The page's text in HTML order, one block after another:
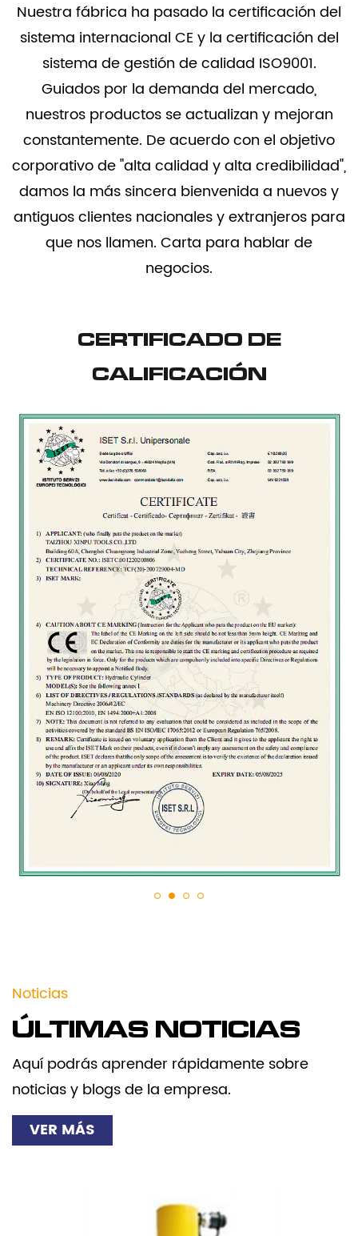
Nuestra fábrica ha pasado la certificación del
sistema internacional CE y la certificación del
sistema de gestión de calidad ISO9001.
Guiados por la demanda del mercado,
nuestros productos se actualizan y mejoran
constantemente. De acuerdo con el objetivo
corporativo de "alta calidad y alta credibilidad",
damos la más sincera bienvenida a nuevos y
antiguos clientes nacionales y extranjeros para
que nos llamen. Carta para hablar de
negocios.
CERTIFICADO DE
CALIFICACIÓN
Noticias
ÚLTIMAS NOTICIAS
Aquí podrás aprender rápidamente sobre
noticias y blogs de la empresa.
VER MÁS